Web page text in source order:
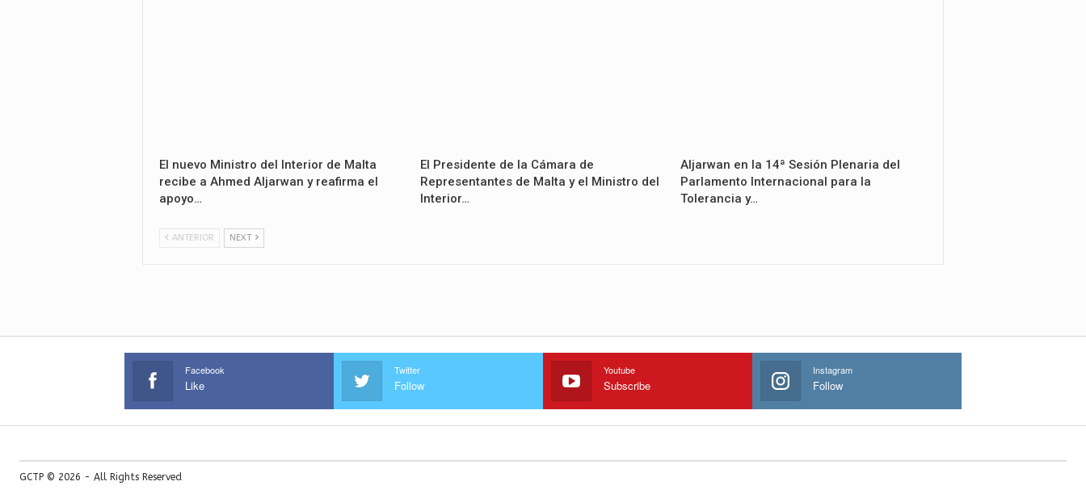
El nuevo Ministro del Interior de Malta
recibe a Ahmed Aljarwan y reafirma el
apoyo…
El Presidente de la Cámara de
Representantes de Malta y el Ministro del
Interior…
Aljarwan en la 14ª Sesión Plenaria del
Parlamento Internacional para la
Tolerancia y…
ANTERIOR NEXT
Facebook
Like
Twitter
Follow
Youtube
Subscribe
Instagram
Follow
GCTP © 2026 - All Rights Reserved